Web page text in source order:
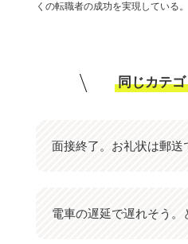
くの転職者の成功を実現している。
同じカテ
面接終了。お礼状は郵送
電車の遅延で遅れそう。